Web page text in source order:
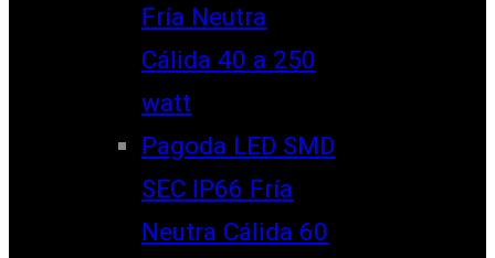
Fría Neutra
Cálida 40 a 250
watt
Pagoda LED SMD
SEC IP66 Fría
Neutra Cálida 60